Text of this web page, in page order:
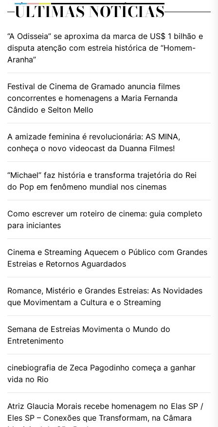
ÚLTIMAS NOTÍCIAS
“A Odisseia” se aproxima da marca de US$ 1 bilhão e
disputa atenção com estreia histórica de “Homem-
Aranha”
Festival de Cinema de Gramado anuncia filmes
concorrentes e homenagens a Maria Fernanda
Cândido e Selton Mello
A amizade feminina é revolucionária: AS MINA,
conheça o novo videocast da Duanna Filmes!
“Michael” faz história e transforma trajetória do Rei
do Pop em fenômeno mundial nos cinemas
Como escrever um roteiro de cinema: guia completo
para iniciantes
Cinema e Streaming Aquecem o Público com Grandes
Estreias e Retornos Aguardados
Romance, Mistério e Grandes Estreias: As Novidades
que Movimentam a Cultura e o Streaming
Semana de Estreias Movimenta o Mundo do
Entretenimento
cinebiografia de Zeca Pagodinho começa a ganhar
vida no Rio
Atriz Glaucia Morais recebe homenagem no Elas SP /
Eles SP – Conexões que Transformam, na Câmara